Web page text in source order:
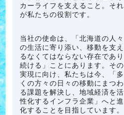
カーライフを支えること。それ
が私たちの役割です。
当社の使命は、「北海道の人々
の生活に寄り添い、移動を支え
るなくてはならない存在であり
続ける」ことにあります。その
実現に向け、私たちは今、「多
くの方々の日々の移動にまつわ
る課題を解決し、地域経済を活
性化するインフラ企業」へと進
化することを目指しています。